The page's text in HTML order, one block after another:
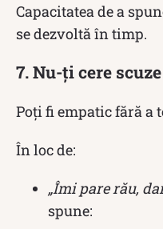
Capacitatea de a
se dezvoltă în timp.
7. Nu-ți cere
Poți fi empatic fără a
În loc de:
„Îmi pare rău,
spune: